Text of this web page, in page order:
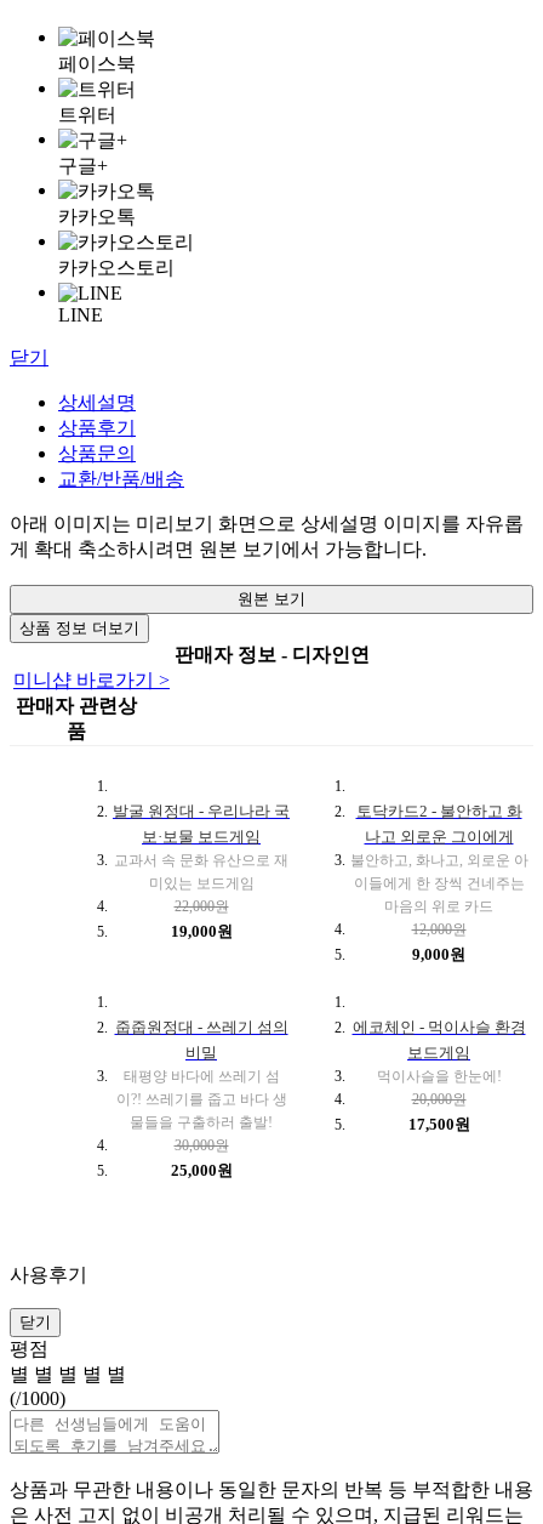
페이스북
트위터
구글+
카카오톡
카카오스토리
LINE
닫기
상세설명
상품후기
상품문의
교환/반품/배송
아래 이미지는 미리보기 화면으로 상세설명 이미지를 자유롭
게 확대 축소하시려면 원본 보기에서 가능합니다.
원본 보기
상품 정보 더보기
판매자 정보 - 디자인연
미니샵 바로가기 >
판매자 관련상
품
발굴 원정대 - 우리나라 국
보·보물 보드게임
교과서 속 문화 유산으로 재
미있는 보드게임
22,000원
19,000원
토닥카드2 - 불안하고 화
나고 외로운 그이에게
불안하고, 화나고, 외로운 아
이들에게 한 장씩 건네주는
마음의 위로 카드
12,000원
9,000원
줍줍원정대 - 쓰레기 섬의
비밀
태평양 바다에 쓰레기 섬
이?! 쓰레기를 줍고 바다 생
물들을 구출하러 출발!
30,000원
25,000원
에코체인 - 먹이사슬 환경
보드게임
먹이사슬을 한눈에!
20,000원
17,500원
사용후기
닫기
평점
별 별 별 별 별
(/1000)
상품과 무관한 내용이나 동일한 문자의 반복 등 부적합한 내용
은 사전 고지 없이 비공개 처리될 수 있으며, 지급된 리워드는